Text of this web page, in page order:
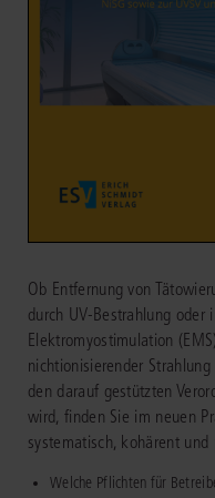
Ob Entfernung von
durch UV-Bestrahlung oder
Elektromyostimulation
nichtionisierender
den darauf gestützten
wird, finden Sie im neuen
systematisch, kohärent
Welche Pflichten für